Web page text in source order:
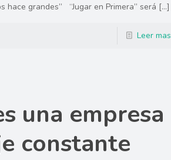
hace grandes” “Jugar en Primera” será […]
Leer mas
una empresa
constante